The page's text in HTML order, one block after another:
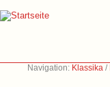
Navigation: Klassika /